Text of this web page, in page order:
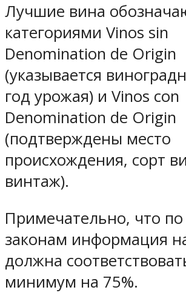
Лучшие вина
категориями Vinos sin
Denomination de Origin
(указывается
год урожая) и Vinos con
Denomination de Origin
(подтверждены место
происхождения, сорт
винтаж).
Примечательно, что
законам информация
должна
минимум на 75%.